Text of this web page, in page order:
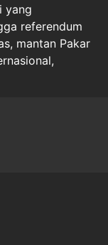
yang
referendum
mantan Pakar